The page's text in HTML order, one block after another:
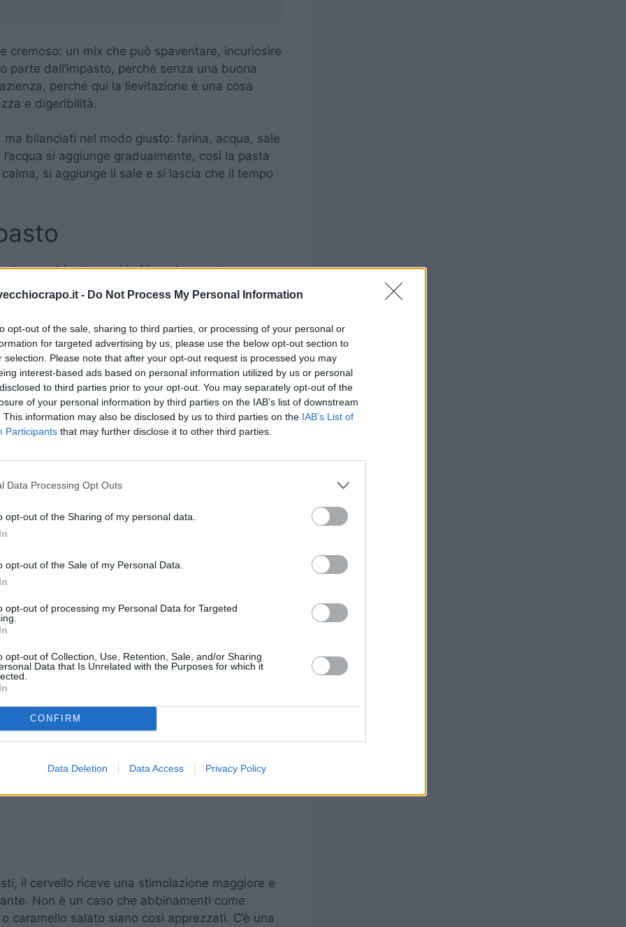
- Do Not Process My Personal Information
opt-out of the sale, sharing to third parties, or processing of your personal or
for targeted advertising by us, please use the below opt-out section to
selection. Please note that after your opt-out request is processed you may
interest-based ads based on personal information utilized by us or personal
to third parties prior to your opt-out. You may separately opt-out of the
of your personal information by third parties on the IAB’s list of downstream
This information may also be disclosed by us to third parties on the IAB’s List of
Participants that may further disclose it to other third parties.
Data Processing Opt Outs
opt-out of the Sharing of my personal data.
opt-out of the Sale of my Personal Data.
opt-out of processing my Personal Data for Targeted
opt-out of Collection, Use, Retention, Sale, and/or Sharing
Data that Is Unrelated with the Purposes for which it
CONFIRM
Data Deletion Data Access Privacy Policy
cremoso: un mix che può spaventare, incuriosire
dall’impasto, perché senza una buona
perché qui la lievitazione è una cosa
e digeribilità.
ma bilanciati nel modo giusto: farina, acqua, sale
si aggiunge gradualmente, così la pasta
si aggiunge il sale e si lascia che il tempo
ambiente e poi in frigo, dove maturano
sono triplicate di volume, finalmente si può
niente pressione sui bordi, altrimenti si
il cornicione perfetto.
tutto e via, si informa. Se si ha un forno a
aiuta a ottenere una cottura ideale. Se invece
magari allungando leggermente i tempi
fuori e morbida dentro. Ed ecco il
può sbizzarrirsi come vuole, scegliendo il gusto
punto forte di questa combinazione, quindi la
di cioccolato, perché quando si esagera,
subito, senza esitazioni: Il tempo è
leggermente, creando una crema che
ancora oltre, c’è la variante fritta.
piccola differenza: le palline vengono tolte dal
al solito, ma invece di essere informata, viene
stessa, sigillando bene i bordi. A questo
diventa dorata e croccante.
ma se si lavora velocemente, il risultato è
con zucchero a velo e divorare senza pensarci
piace così tanto? Semplice e: il nostro
il cervello riceve una stimolazione maggiore e
Non è un caso che abbinamenti come
caramello salato siano così apprezzati. C’è una